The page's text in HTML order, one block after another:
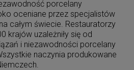
porcelany
oceniane przez specjalistów
całym świecie. Restauratorzy
krajów uzależniły się od
i niezawodności porcelany
naczynia produkowane